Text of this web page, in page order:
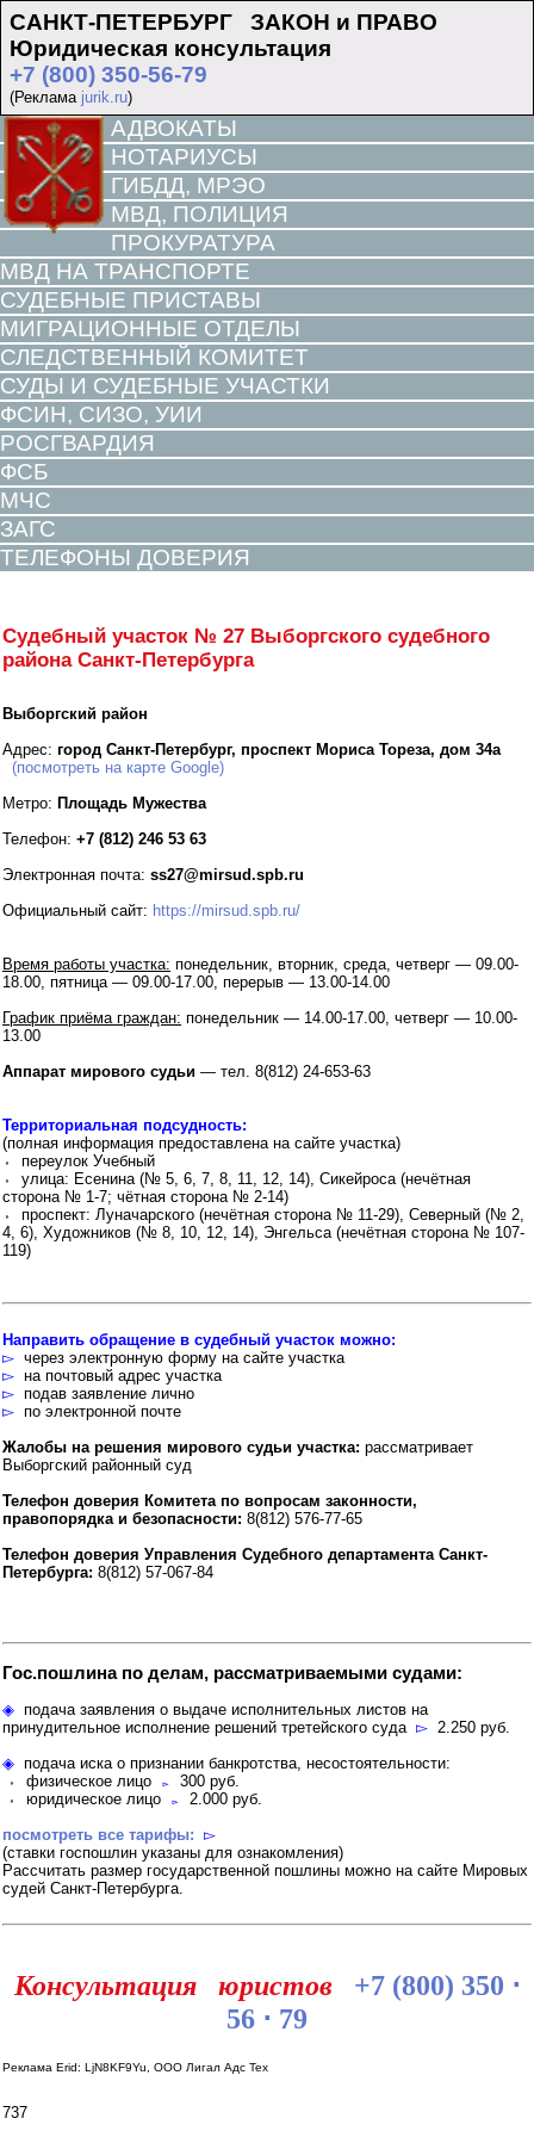
САНКТ-ПЕТЕРБУРГ ЗАКОН и ПРАВО
Юридическая консультация
+7 (800) 350-56-79
(Реклама jurik.ru)
АДВОКАТЫ
НОТАРИУСЫ
ГИБДД, МРЭО
МВД, ПОЛИЦИЯ
ПРОКУРАТУРА
МВД НА ТРАНСПОРТЕ
СУДЕБНЫЕ ПРИСТАВЫ
МИГРАЦИОННЫЕ ОТДЕЛЫ
СЛЕДСТВЕННЫЙ КОМИТЕТ
СУДЫ И СУДЕБНЫЕ УЧАСТКИ
ФСИН, СИЗО, УИИ
РОСГВАРДИЯ
ФСБ
МЧС
ЗАГС
ТЕЛЕФОНЫ ДОВЕРИЯ
Судебный участок № 27 Выборгского судебного
района Санкт-Петербурга
Выборгский район
Адрес: город Санкт-Петербург, проспект Мориса Тореза, дом 34а
(посмотреть на карте Google)
Метро: Площадь Мужества
Телефон: +7 (812) 246 53 63
Электронная почта: ss27@mirsud.spb.ru
Официальный сайт: https://mirsud.spb.ru/
Время работы участка: понедельник, вторник, среда, четверг — 09.00-
18.00, пятница — 09.00-17.00, перерыв — 13.00-14.00
График приёма граждан: понедельник — 14.00-17.00, четверг — 10.00-
13.00
Аппарат мирового судьи — тел. 8(812) 24-653-63
Территориальная подсудность:
(полная информация предоставлена на сайте участка)
⬫ переулок Учебный
⬫ улица: Есенина (№ 5, 6, 7, 8, 11, 12, 14), Сикейроса (нечётная
сторона № 1-7; чётная сторона № 2-14)
⬫ проспект: Луначарского (нечётная сторона № 11-29), Северный (№ 2,
4, 6), Художников (№ 8, 10, 12, 14), Энгельса (нечётная сторона № 107-
119)
Направить обращение в судебный участок можно:
▻ через электронную форму на сайте участка
▻ на почтовый адрес участка
▻ подав заявление лично
▻ по электронной почте
Жалобы на решения мирового судьи участка: рассматривает
Выборгский районный суд
Телефон доверия Комитета по вопросам законности,
правопорядка и безопасности: 8(812) 576-77-65
Телефон доверия Управления Судебного департамента Санкт-
Петербурга: 8(812) 57-067-84
Гос.пошлина по делам, рассматриваемыми судами:
◈ подача заявления о выдаче исполнительных листов на
принудительное исполнение решений третейского суда ▻ 2.250 руб.
◈ подача иска о признании банкротства, несостоятельности:
⬫ физическое лицо ▻ 300 руб.
⬫ юридическое лицо ▻ 2.000 руб.
посмотреть все тарифы: ▻
(cтавки госпошлин указаны для ознакомления)
Рассчитать размер государственной пошлины можно на сайте Мировых
судей Санкт-Петербурга.
Консультация юристов
+7 (800) 350 ⋅
56 ⋅ 79
Реклама Erid: LjN8KF9Yu, ООО Лигал Адс Тех
737